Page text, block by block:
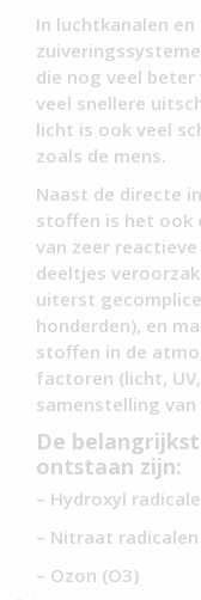
In luchtkanalen
die nog veel beter
veel snellere
licht is ook veel
zoals de mens.
Naast de directe
stoffen is het ook
van zeer
deeltjes
uiterst
honderden), en
stoffen in de
factoren (licht,
samenstelling van
De
ontstaan zijn:
– Hydroxyl
– Nitraat radicalen
– Ozon (O3)